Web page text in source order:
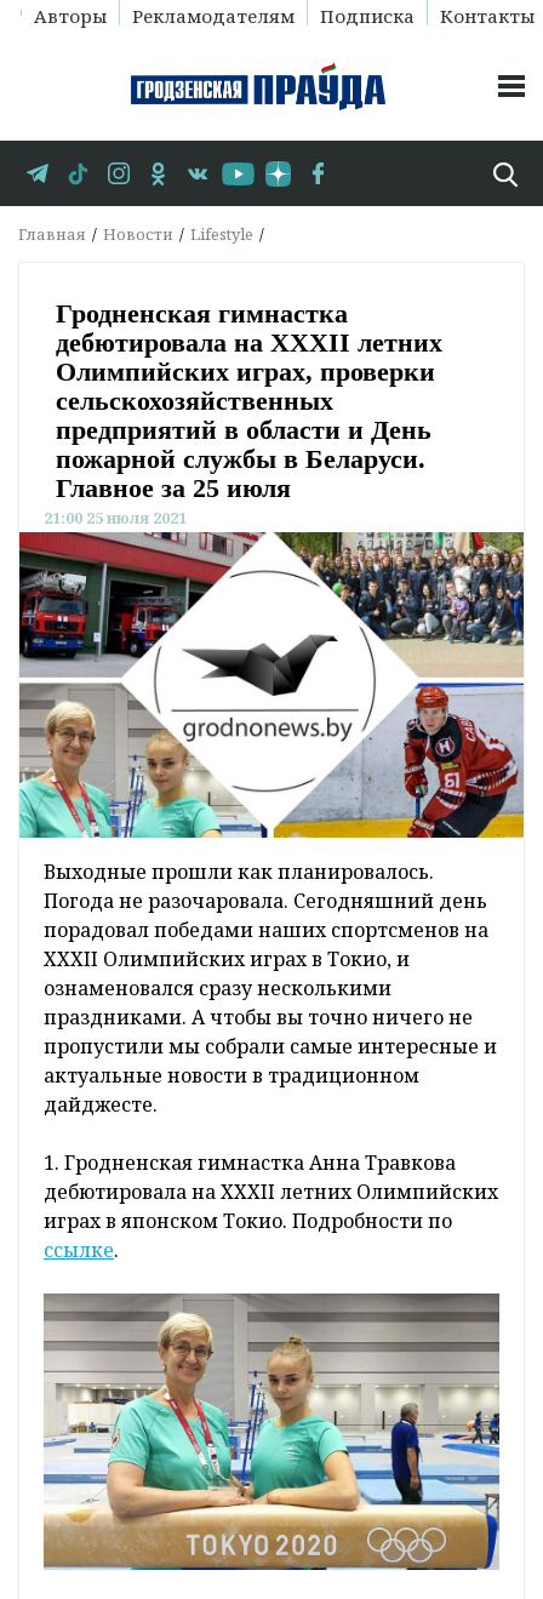
Авторы Рекламодателям Подписка Контакты
Главная Новости Lifestyle
Гродненская гимнастка
дебютировала на XXXII летних
Олимпийских играх, проверки
сельскохозяйственных
предприятий в области и День
пожарной службы в Беларуси.
Главное за 25 июля
21:00 25 июля 2021
Выходные прошли как планировалось.
Погода не разочаровала. Сегодняшний день
порадовал победами наших спортсменов на
XXXII Олимпийских играх в Токио, и
ознаменовался сразу несколькими
праздниками. А чтобы вы точно ничего не
пропустили мы собрали самые интересные и
актуальные новости в традиционном
дайджесте.
1. Гродненская гимнастка Анна Травкова
дебютировала на XXXII летних Олимпийских
играх в японском Токио. Подробности по
ссылке.